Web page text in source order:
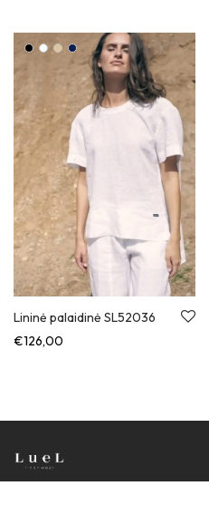
Lininė palaidinė SL52036
€126,00